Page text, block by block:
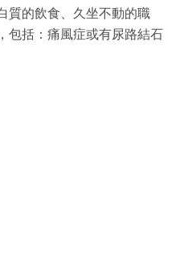
質的飲食、久坐不動的職
包括：痛風症或有尿路結石